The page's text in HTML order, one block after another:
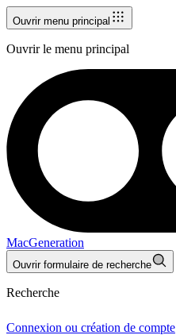
Ouvrir menu principal
Ouvrir le menu principal
MacGeneration
Ouvrir formulaire de recherche
Recherche
Connexion ou création de compte